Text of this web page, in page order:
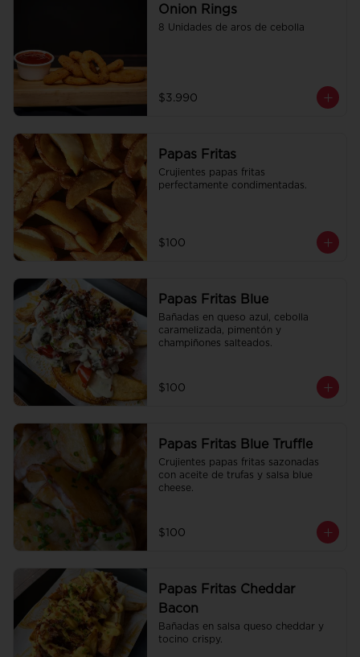
Onion Rings
8 Unidades de aros de cebolla
$3.990
Papas Fritas
Crujientes papas fritas
perfectamente condimentadas.
$100
Papas Fritas Blue
Bañadas en queso azul, cebolla
caramelizada, pimentón y
champiñones salteados.
$100
Papas Fritas Blue Truffle
Crujientes papas fritas sazonadas
con aceite de trufas y salsa blue
cheese.
$100
Papas Fritas Cheddar
Bacon
Bañadas en salsa queso cheddar y
tocino crispy.